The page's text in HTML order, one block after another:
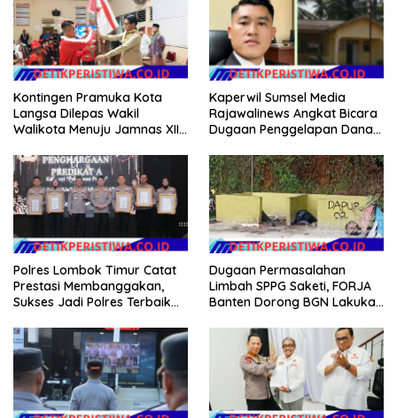
Kontingen Pramuka Kota
Langsa Dilepas Wakil
Walikota Menuju Jamnas XII
Kaperwil Sumsel Media
Rajawalinews Angkat Bicara
Dugaan Penggelapan Dana
Argomulyo Belitang Jaya
Hilang 3 Bulan Bawa
Anggaran Pembangunan
Polres Lombok Timur Catat
Prestasi Membanggakan,
Sukses Jadi Polres Terbaik
NTB
Dugaan Permasalahan
Limbah SPPG Saketi, FORJA
Banten Dorong BGN Lakukan